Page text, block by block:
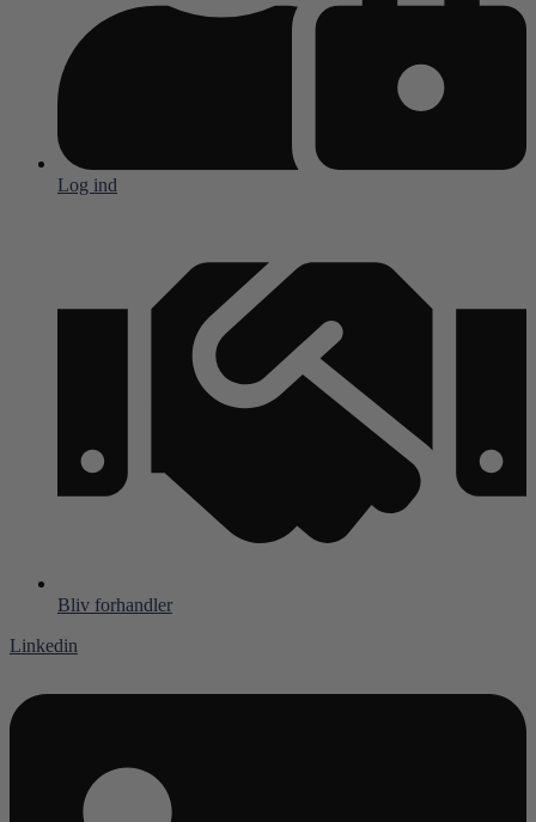
Log ind
Bliv forhandler
Linkedin